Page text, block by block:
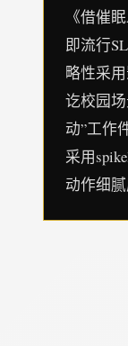
《借催
即流行
略性采
讫校园
动”工作
采用
动作细腻